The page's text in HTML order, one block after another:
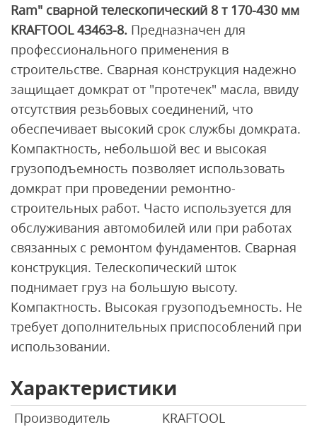
Ram" сварной телескопический 8 т 170-430 мм
KRAFTOOL 43463-8. Предназначен для
профессионального применения в
строительстве. Сварная конструкция надежно
защищает домкрат от "протечек" масла, ввиду
отсутствия резьбовых соединений, что
обеспечивает высокий срок службы домкрата.
Компактность, небольшой вес и высокая
грузоподъемность позволяет использовать
домкрат при проведении ремонтно-
строительных работ. Часто используется для
обслуживания автомобилей или при работах
связанных с ремонтом фундаментов. Сварная
конструкция. Телескопический шток
поднимает груз на большую высоту.
Компактность. Высокая грузоподъемность. Не
требует дополнительных приспособлений при
использовании.
Характеристики
Производитель
KRAFTOOL